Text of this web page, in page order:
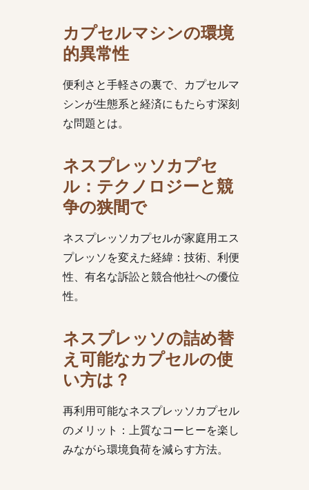
カプセルマシンの環境
的異常性
便利さと手軽さの裏で、カプセルマ
シンが生態系と経済にもたらす深刻
な問題とは。
ネスプレッソカプセ
ル：テクノロジーと競
争の狭間で
ネスプレッソカプセルが家庭用エス
プレッソを変えた経緯：技術、利便
性、有名な訴訟と競合他社への優位
性。
ネスプレッソの詰め替
え可能なカプセルの使
い方は？
再利用可能なネスプレッソカプセル
のメリット：上質なコーヒーを楽し
みながら環境負荷を減らす方法。